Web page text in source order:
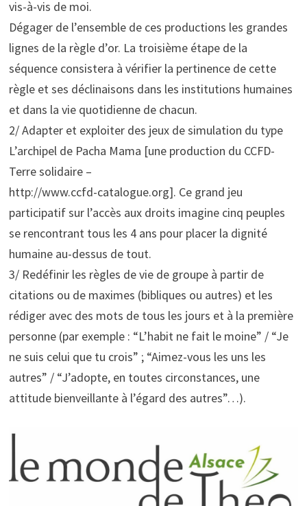
vis-à-vis de moi.
Dégager de l’ensemble de ces productions les grandes
lignes de la règle d’or. La troisième étape de la
séquence consistera à vérifier la pertinence de cette
règle et ses déclinaisons dans les institutions humaines
et dans la vie quotidienne de chacun.
2/ Adapter et exploiter des jeux de simulation du type
L’archipel de Pacha Mama [une production du CCFD-
Terre solidaire –
http://www.ccfd-catalogue.org]. Ce grand jeu
participatif sur l’accès aux droits imagine cinq peuples
se rencontrant tous les 4 ans pour placer la dignité
humaine au-dessus de tout.
3/ Redéfinir les règles de vie de groupe à partir de
citations ou de maximes (bibliques ou autres) et les
rédiger avec des mots de tous les jours et à la première
personne (par exemple : “L’habit ne fait le moine” / “Je
ne suis celui que tu crois” ; “Aimez-vous les uns les
autres” / “J’adopte, en toutes circonstances, une
attitude bienveillante à l’égard des autres”…).